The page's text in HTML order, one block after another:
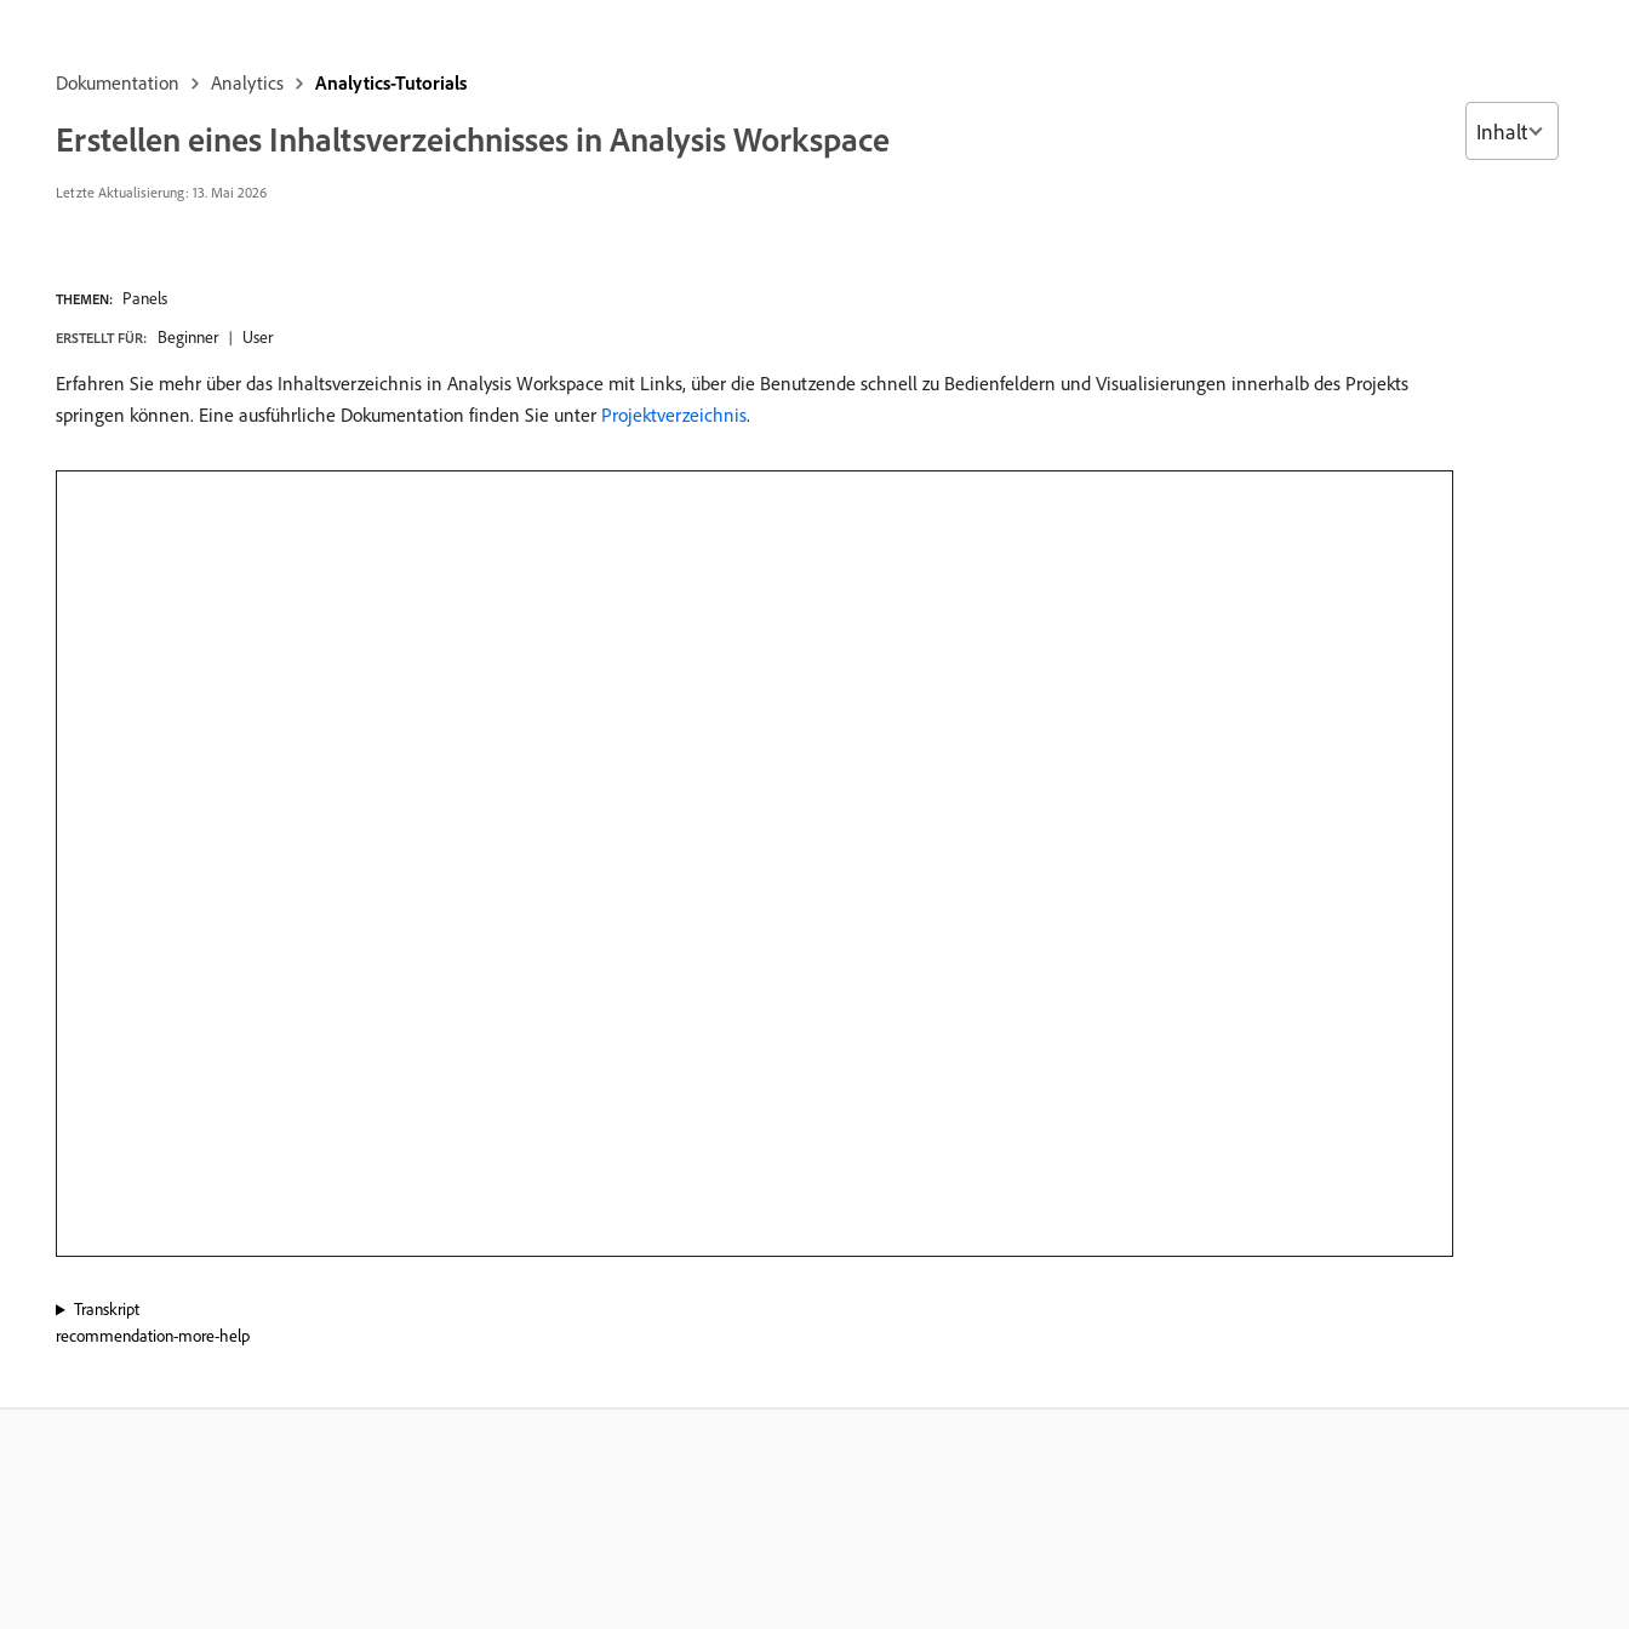
Dokumentation Analytics Analytics-Tutorials
Erstellen eines Inhaltsverzeichnisses in Analysis Workspace
Letzte Aktualisierung: 13. Mai 2026
THEMEN: Panels
ERSTELLT FÜR: Beginner User
Erfahren Sie mehr über das Inhaltsverzeichnis in Analysis Workspace mit Links, über die Benutzende schnell zu Bedienfeldern und Visualisierungen innerhalb des Projekts
springen können. Eine ausführliche Dokumentation finden Sie unter Projektverzeichnis.
Transkript
recommendation-more-help
Inhalt